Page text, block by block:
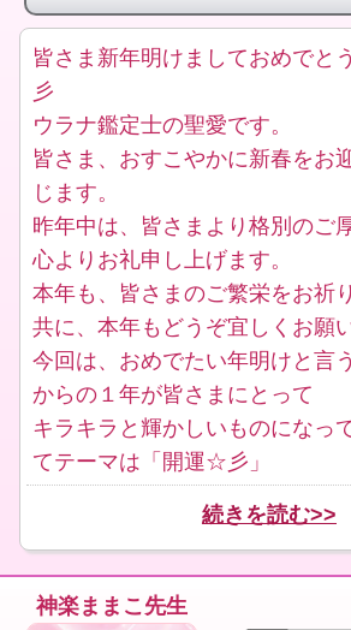
皆さま新年明けましておめでと
彡
ウラナ鑑定士の聖愛です。
皆さま、おすこやかに新春をお
じます。
昨年中は、皆さまより格別のご
心よりお礼申し上げます。
本年も、皆さまのご繁栄をお祈
共に、本年もどうぞ宜しくお願
今回は、おめでたい年明けと言
からの１年が皆さまにとって
キラキラと輝かしいものになっ
てテーマは「開運☆彡」
続きを読む>>
神楽ままこ先生